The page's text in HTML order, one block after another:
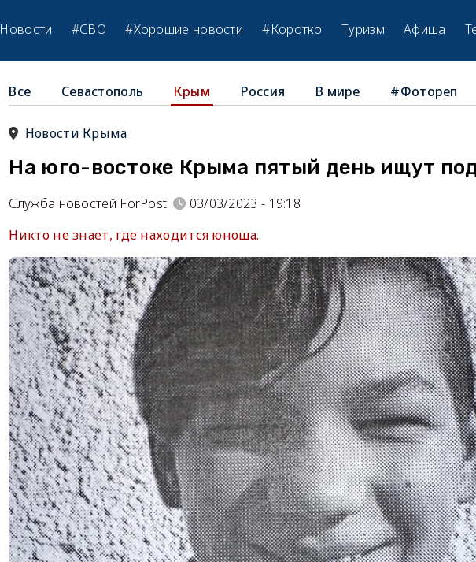
Новости #СВО #Хорошие новости #Коротко Туризм Афиша
Все Севастополь Крым Россия В мире #Фотореп
Новости Крыма
На юго-востоке Крыма пятый день ищут
Служба новостей ForPost
03/03/2023 - 19:18
Никто не знает, где находится юноша.